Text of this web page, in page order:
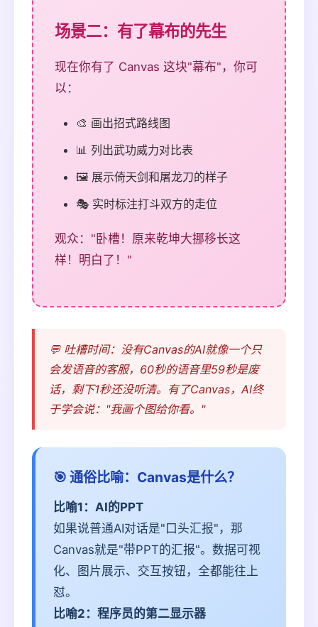
场景二：有了幕布的先生
现在你有了 Canvas 这块"幕布"，你可
以：
🎨 画出招式路线图
📊 列出武功威力对比表
🖼️ 展示倚天剑和屠龙刀的样子
🎭 实时标注打斗双方的走位
观众："卧槽！原来乾坤大挪移长这
样！明白了！"
💬 吐槽时间：没有Canvas的AI就像一个只
会发语音的客服，60秒的语音里59秒是废
话，剩下1秒还没听清。有了Canvas，AI终
于学会说："我画个图给你看。"
🎯 通俗比喻：Canvas是什么？
比喻1：AI的PPT
如果说普通AI对话是"口头汇报"，那
Canvas就是"带PPT的汇报"。数据可视
化、图片展示、交互按钮，全都能往上
怼。
比喻2：程序员的第二显示器